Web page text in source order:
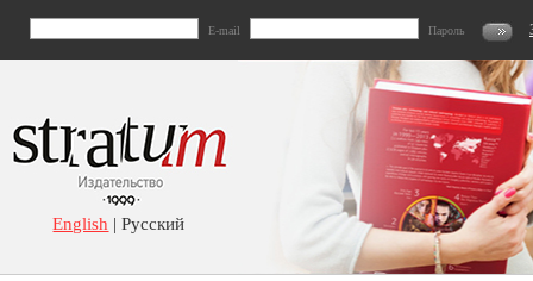
E-mail Пароль
English | Русский